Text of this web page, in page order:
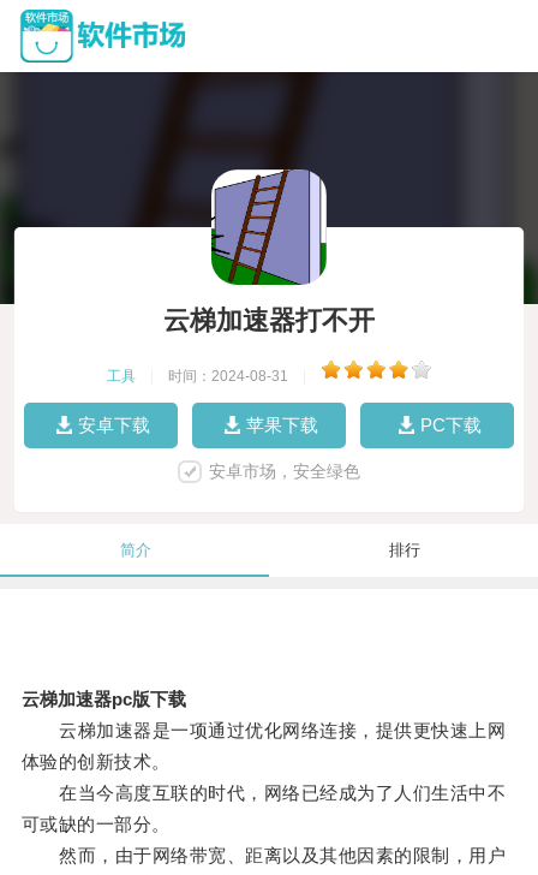
云梯加速器打不开
工具 时间：2024-08-31
安卓下载 苹果下载 PC下载
安卓市场，安全绿色
简介 排行
云梯加速器pc版下载
云梯加速器是一项通过优化网络连接，提供更快速上网
体验的创新技术。
在当今高度互联的时代，网络已经成为了人们生活中不
可或缺的一部分。
然而，由于网络带宽、距离以及其他因素的限制，用户